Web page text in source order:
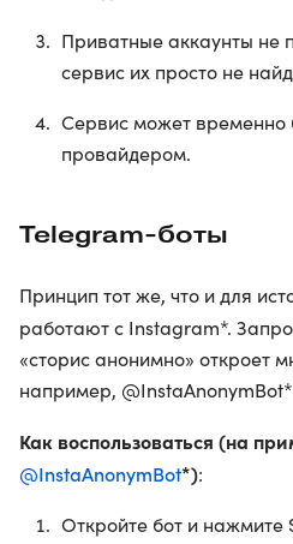
Приватные аккаунты не
сервис их просто не
Сервис может временно
провайдером.
Telegram‑боты
Принцип тот же, что и для
работают с Instagram*.
«сторис анонимно» откроет
например,
Как воспользоваться (на
@InstaAnonymBot*):
Откройте бот и нажмите